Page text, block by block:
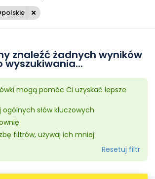
znaleźć żadnych wyników
wyszukiwania...
mogą pomóc Ci uzyskać lepsze
ogólnych słów kluczowych
filtrów, używaj ich mniej
Resetuj filtr